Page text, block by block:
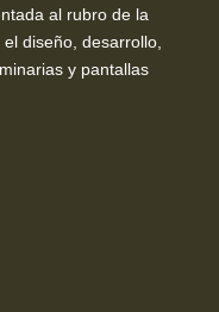
al rubro de la
diseño, desarrollo,
y pantallas